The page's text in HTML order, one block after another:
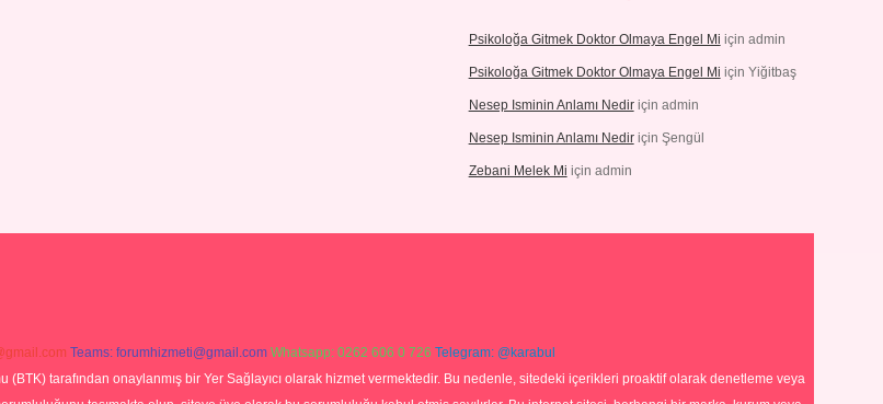
Psikoloğa Gitmek Doktor Olmaya Engel Mi için admin
Psikoloğa Gitmek Doktor Olmaya Engel Mi için Yiğitbaş
Nesep Isminin Anlamı Nediriçin admin
Nesep Isminin Anlamı Nediriçin Şengül
Zebani Melek Mi için admin
Teams: forumhizmeti@gmail.com Whatsapp: 0262 606 0 726 Telegram: @karabul
tarafından onaylanmış bir Yer Sağlayıcı olarak hizmet vermektedir. Bu nedenle, sitedeki içerikleri proaktif olarak denetleme veya